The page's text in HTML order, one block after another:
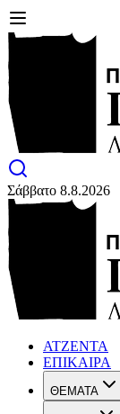
Σάββατο 8.8.2026
ΑΤΖΕΝΤΑ
ΕΠΙΚΑΙΡΑ
ΘΕΜΑΤΑ